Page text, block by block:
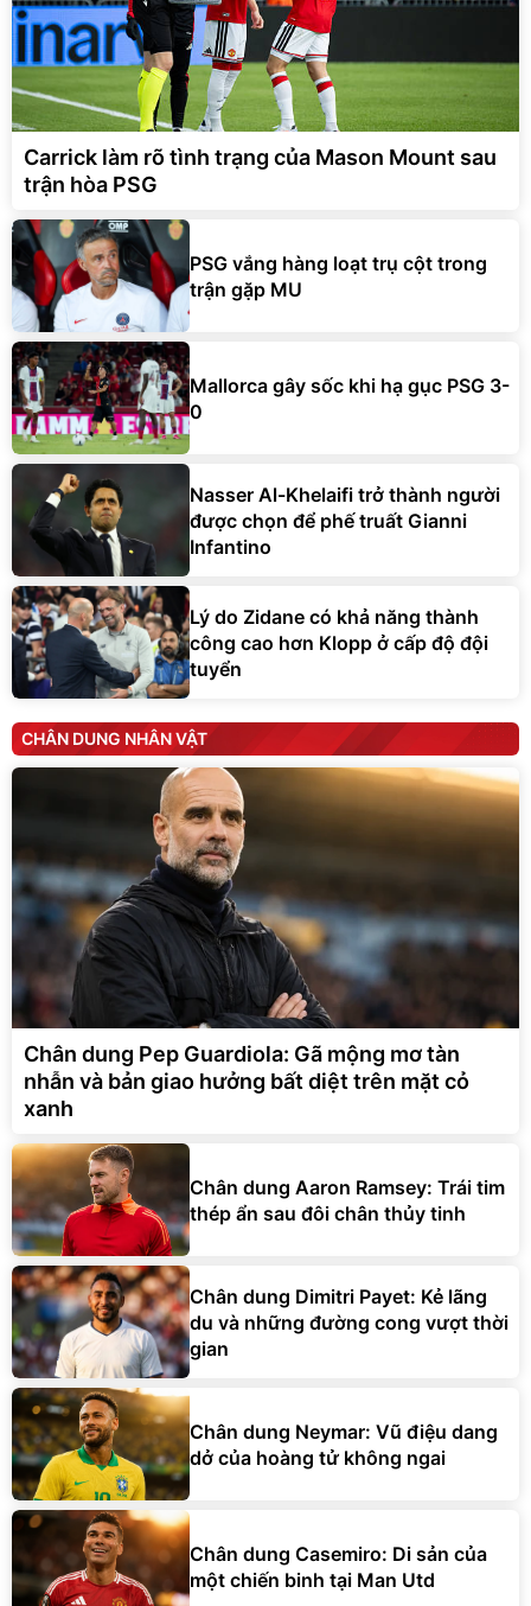
Carrick làm rõ tình trạng của Mason Mount sau
trận hòa PSG
PSG vắng hàng loạt trụ cột trong
trận gặp MU
Mallorca gây sốc khi hạ gục PSG 3-
0
Nasser Al-Khelaifi trở thành người
được chọn để phế truất Gianni
Infantino
Lý do Zidane có khả năng thành
công cao hơn Klopp ở cấp độ đội
tuyển
CHÂN DUNG NHÂN VẬT
Chân dung Pep Guardiola: Gã mộng mơ tàn
nhẫn và bản giao hưởng bất diệt trên mặt cỏ
xanh
Chân dung Aaron Ramsey: Trái tim
thép ẩn sau đôi chân thủy tinh
Chân dung Dimitri Payet: Kẻ lãng
du và những đường cong vượt thời
gian
Chân dung Neymar: Vũ điệu dang
dở của hoàng tử không ngai
Chân dung Casemiro: Di sản của
một chiến binh tại Man Utd